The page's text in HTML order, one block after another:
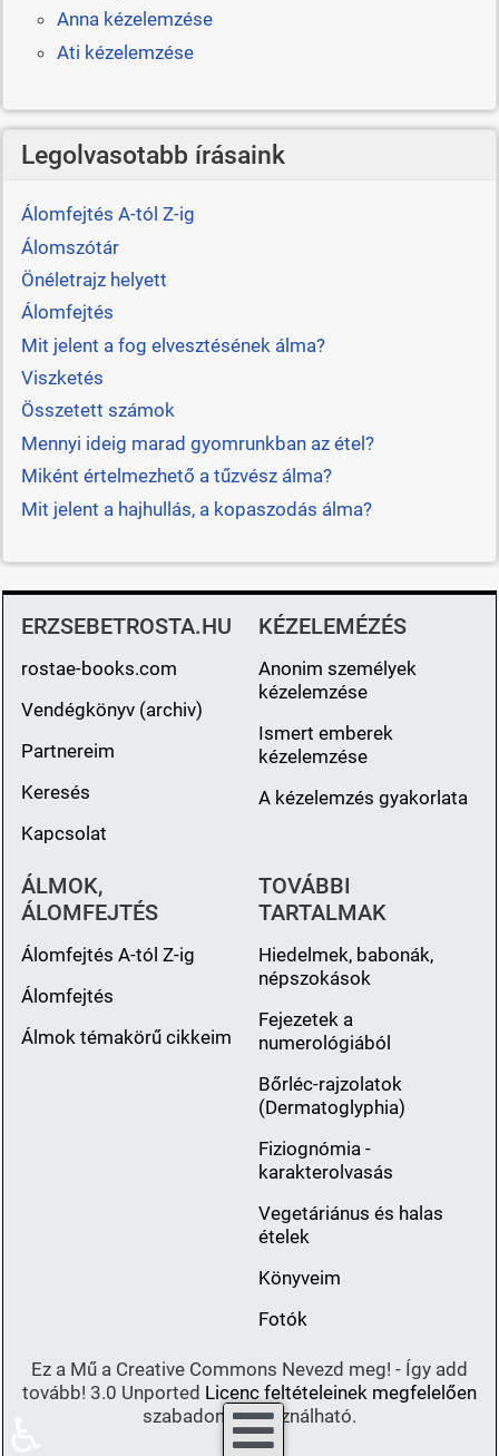
Anna kézelemzése
Ati kézelemzése
Legolvasotabb írásaink
Álomfejtés A-tól Z-ig
Álomszótár
Önéletrajz helyett
Álomfejtés
Mit jelent a fog elvesztésének álma?
Viszketés
Összetett számok
Mennyi ideig marad gyomrunkban az étel?
Miként értelmezhető a tűzvész álma?
Mit jelent a hajhullás, a kopaszodás álma?
ERZSEBETROSTA.HU
rostae-books.com
Vendégkönyv (archiv)
Partnereim
Keresés
Kapcsolat
KÉZELEMÉZÉS
Anonim személyek
kézelemzése
Ismert emberek
kézelemzése
A kézelemzés gyakorlata
ÁLMOK,
ÁLOMFEJTÉS
Álomfejtés A-tól Z-ig
Álomfejtés
Álmok témakörű cikkeim
TOVÁBBI
TARTALMAK
Hiedelmek, babonák,
népszokások
Fejezetek a
numerológiából
Bőrléc-rajzolatok
(Dermatoglyphia)
Fiziognómia -
karakterolvasás
Vegetáriánus és halas
ételek
Könyveim
Fotók
Ez a Mű a Creative Commons Nevezd meg! - Így add
tovább! 3.0 Unported Licenc feltételeinek megfelelően
szabadon felhasználható.